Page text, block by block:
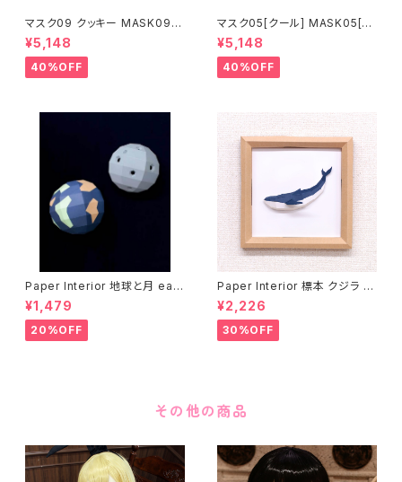
マスク09 クッキー MASK09
“COOKIE”
¥5,148
40%OFF
マスク05[クール] MASK05[C
OOL]
¥5,148
40%OFF
Paper Interior 地球と月 eart
h and moon
¥1,479
20%OFF
Paper Interior 標本 クジラ s
pecimen whale
¥2,226
30%OFF
その他の商品